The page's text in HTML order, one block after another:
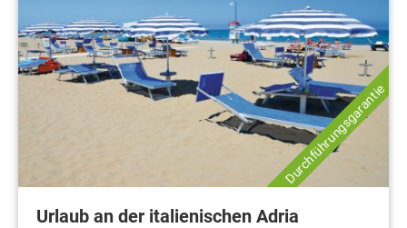
Durchführungsgarantie
Urlaub an der italienischen Adria